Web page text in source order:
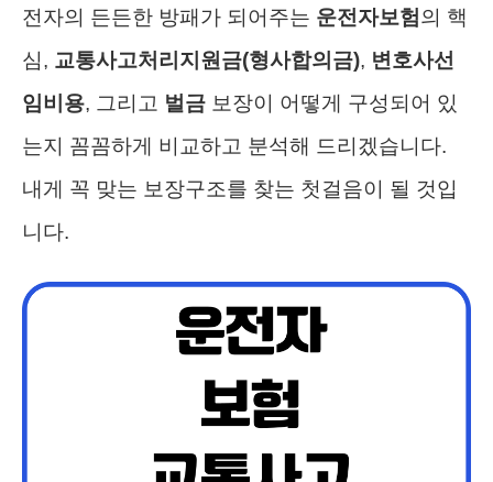
전자의 든든한 방패가 되어주는 운전자보험의 핵
심, 교통사고처리지원금(형사합의금), 변호사선
임비용, 그리고 벌금 보장이 어떻게 구성되어 있
는지 꼼꼼하게 비교하고 분석해 드리겠습니다.
내게 꼭 맞는 보장구조를 찾는 첫걸음이 될 것입
니다.